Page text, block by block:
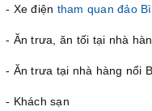
- Xe điện tham quan đảo
- Ăn trưa, ăn tối tại nhà
- Ăn trưa tại nhà hàng nổi
- Khách sạn